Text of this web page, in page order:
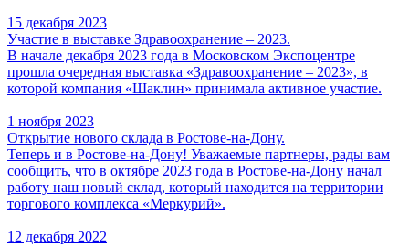
15 декабря 2023
Участие в выставке Здравоохранение – 2023.
В начале декабря 2023 года в Московском Экспоцентре
прошла очередная выставка «Здравоохранение – 2023», в
которой компания «Шаклин» принимала активное участие.
1 ноября 2023
Открытие нового склада в Ростове-на-Дону.
Теперь и в Ростове-на-Дону! Уважаемые партнеры, рады вам
сообщить, что в октябре 2023 года в Ростове-на-Дону начал
работу наш новый склад, который находится на территории
торгового комплекса «Меркурий».
12 декабря 2022